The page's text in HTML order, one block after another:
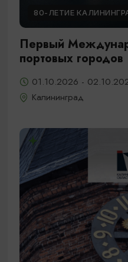
80-ЛЕТИЕ
Первый
портовых городов
01.10.2026 -
Калининград